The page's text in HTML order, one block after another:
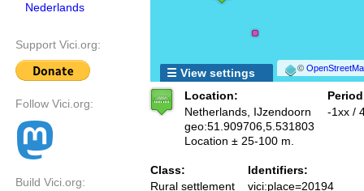
Nederlands
Support Vici.org:
Follow Vici.org:
Build Vici.org:
©
☰ View settings
Location:
Netherlands, IJzendoorn
geo:51.909706,5.531803
Location ± 25-100 m.
-1xx /
Class:
Rural settlement
Identifiers:
vici:place=20194